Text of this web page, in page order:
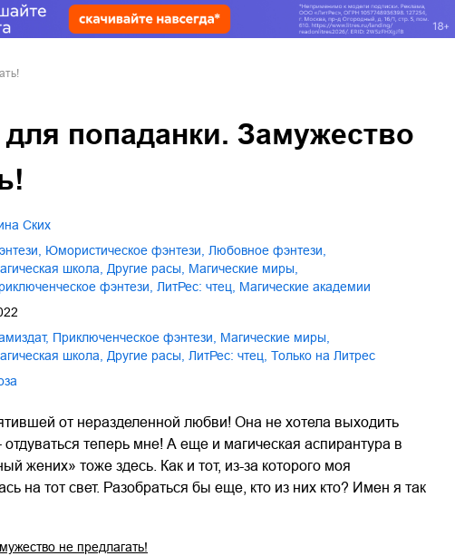
попаданки. Замужество
Ских
фэнтези юмористическое фэнтези любовное фэнтези
магическая школа
другие расы магические миры
приключенческое фэнтези
ЛитРес: чтец
магические академии
, приключенческое фэнтези магические миры
магическая школа
другие расы ЛитРес: чтец
только на Литрес
от неразделенной любви! Она не хотела выходить
отдуваться теперь мне! А еще и магическая аспирантура в
жених» тоже здесь. Как и тот, из-за которого моя
на тот свет. Разобраться бы еще, кто из них кто? Имен я так
не предлагать!